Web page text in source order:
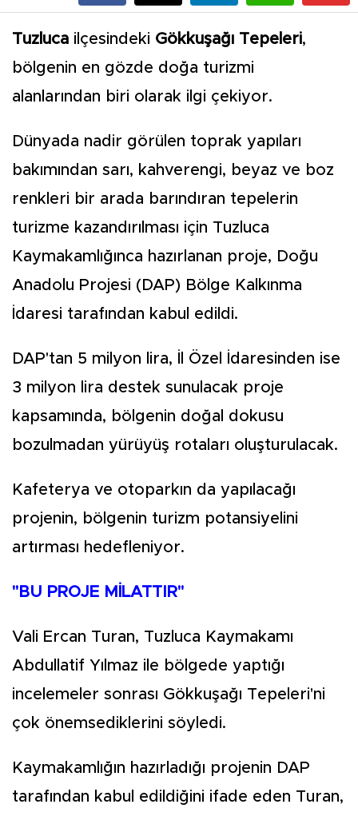
Tuzluca ilçesindeki Gökkuşağı Tepeleri,
bölgenin en gözde doğa turizmi
alanlarından biri olarak ilgi çekiyor.
Dünyada nadir görülen toprak yapıları
bakımından sarı, kahverengi, beyaz ve boz
renkleri bir arada barındıran tepelerin
turizme kazandırılması için Tuzluca
Kaymakamlığınca hazırlanan proje, Doğu
Anadolu Projesi (DAP) Bölge Kalkınma
İdaresi tarafından kabul edildi.
DAP'tan 5 milyon lira, İl Özel İdaresinden ise
3 milyon lira destek sunulacak proje
kapsamında, bölgenin doğal dokusu
bozulmadan yürüyüş rotaları oluşturulacak.
Kafeterya ve otoparkın da yapılacağı
projenin, bölgenin turizm potansiyelini
artırması hedefleniyor.
"BU PROJE MİLATTIR"
Vali Ercan Turan, Tuzluca Kaymakamı
Abdullatif Yılmaz ile bölgede yaptığı
incelemeler sonrası Gökkuşağı Tepeleri'ni
çok önemsediklerini söyledi.
Kaymakamlığın hazırladığı projenin DAP
tarafından kabul edildiğini ifade eden Turan,